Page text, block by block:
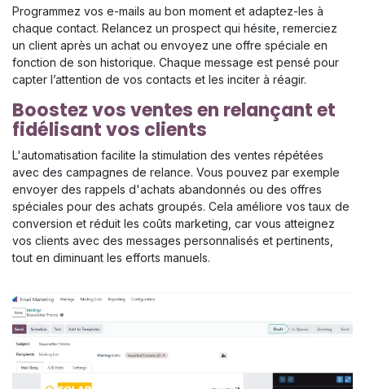
Programmez vos e-mails au bon moment et adaptez-les à
chaque contact. Relancez un prospect qui hésite, remerciez
un client après un achat ou envoyez une offre spéciale en
fonction de son historique. Chaque message est pensé pour
capter l’attention de vos contacts et les inciter à réagir.
Boostez vos ventes en relançant et
fidélisant vos clients
L'automatisation facilite la stimulation des ventes répétées
avec des campagnes de relance. Vous pouvez par exemple
envoyer des rappels d'achats abandonnés ou des offres
spéciales pour des achats groupés. Cela améliore vos taux de
conversion et réduit les coûts marketing, car vous atteignez
vos clients avec des messages personnalisés et pertinents,
tout en diminuant les efforts manuels.